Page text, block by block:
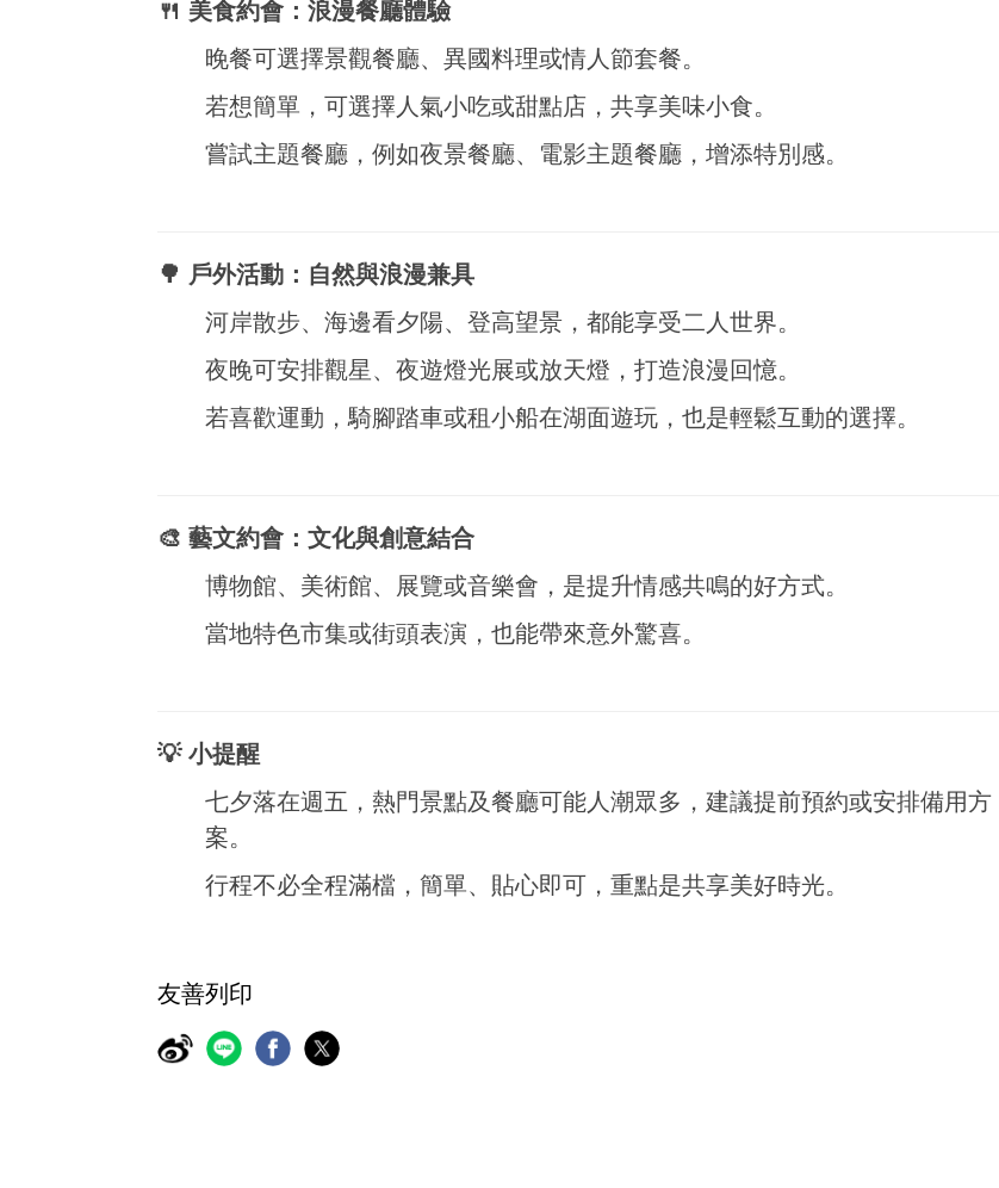
🍴 美食約會：浪漫餐廳體驗
晚餐可選擇景觀餐廳、異國料理或情人節套餐。
若想簡單，可選擇人氣小吃或甜點店，共享美味小食。
嘗試主題餐廳，例如夜景餐廳、電影主題餐廳，增添特別感。
🌳 戶外活動：自然與浪漫兼具
河岸散步、海邊看夕陽、登高望景，都能享受二人世界。
夜晚可安排觀星、夜遊燈光展或放天燈，打造浪漫回憶。
若喜歡運動，騎腳踏車或租小船在湖面遊玩，也是輕鬆互動的選擇。
🎨 藝文約會：文化與創意結合
博物館、美術館、展覽或音樂會，是提升情感共鳴的好方式。
當地特色市集或街頭表演，也能帶來意外驚喜。
💡 小提醒
七夕落在週五，熱門景點及餐廳可能人潮眾多，建議提前預約或安排備用方
案。
行程不必全程滿檔，簡單、貼心即可，重點是共享美好時光。
友善列印